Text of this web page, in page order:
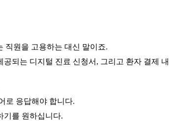
직원을 고용하는 대신 말이죠.
되는 디지털 진료 신청서, 그리고 환자 결제 내
로 응답해야 합니다.
기를 원하십니다.